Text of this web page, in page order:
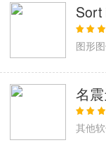
图形
名
其他